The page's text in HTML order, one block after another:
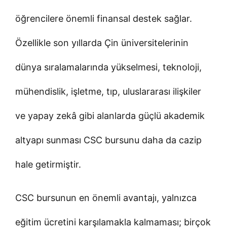
öğrencilere önemli finansal destek sağlar.
Özellikle son yıllarda Çin üniversitelerinin
dünya sıralamalarında yükselmesi, teknoloji,
mühendislik, işletme, tıp, uluslararası ilişkiler
ve yapay zekâ gibi alanlarda güçlü akademik
altyapı sunması CSC bursunu daha da cazip
hale getirmiştir.
CSC bursunun en önemli avantajı, yalnızca
eğitim ücretini karşılamakla kalmaması; birçok